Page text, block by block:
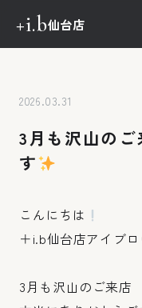
+i.b仙台店
TOP
メニュー・料金
施術の流れ
ご予約・お問い合
2026.03.31
3月も沢山の
す
こんにちは
＋i.b仙台店アイブ
3月も沢山のご来店